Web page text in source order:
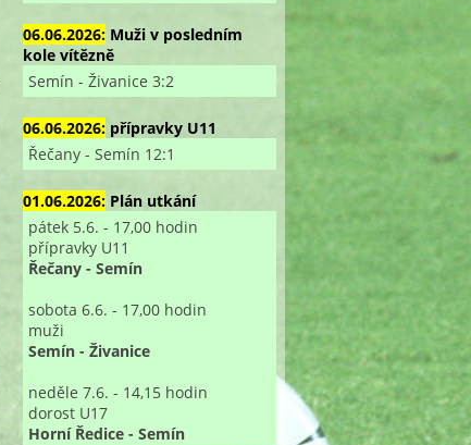
06.06.2026: Muži v posledním
kole vítězně
Semín - Živanice 3:2
06.06.2026: přípravky U11
Řečany - Semín 12:1
01.06.2026: Plán utkání
pátek 5.6. - 17,00 hodin
přípravky U11
Řečany - Semín
sobota 6.6. - 17,00 hodin
muži
Semín - Živanice
neděle 7.6. - 14,15 hodin
dorost U17
Horní Ředice - Semín